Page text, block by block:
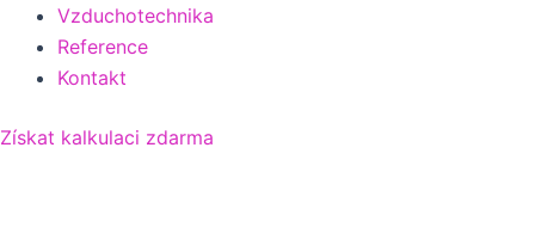
Vzduchotechnika
Reference
Kontakt
Získat kalkulaci zdarma